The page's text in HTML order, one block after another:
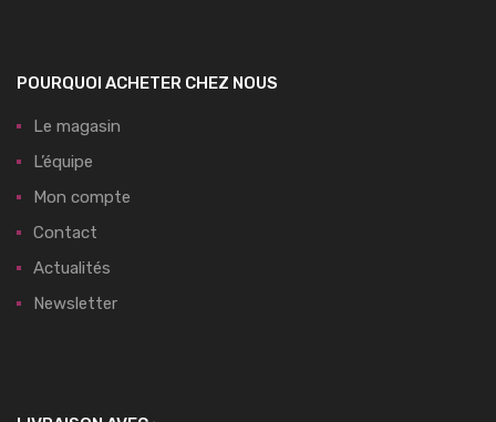
POURQUOI ACHETER CHEZ NOUS
Le magasin
L’équipe
Mon compte
Contact
Actualités
Newsletter